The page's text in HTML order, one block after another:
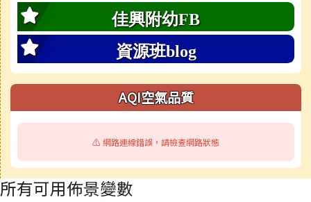
佳興附幼FB
資源班blog
AQI空氣品質
⚠️ 網路連線錯誤，請檢查網路狀態
所有可用佈景變數